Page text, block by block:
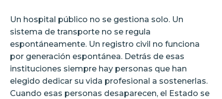
Un hospital público no se gestiona solo. Un
sistema de transporte no se regula
espontáneamente. Un registro civil no funciona
por generación espontánea. Detrás de esas
instituciones siempre hay personas que han
elegido dedicar su vida profesional a sostenerlas.
Cuando esas personas desaparecen, el Estado se